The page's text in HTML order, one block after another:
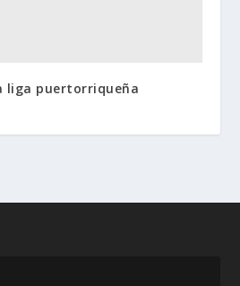
liga puertorriqueña